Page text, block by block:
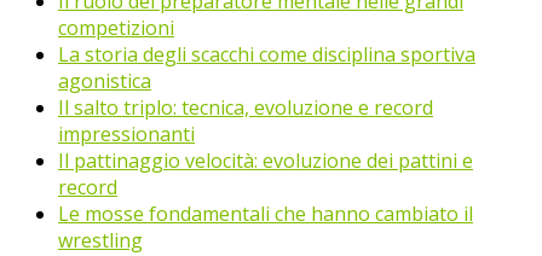
competizioni
La storia degli scacchi come disciplina sportiva
agonistica
Il salto triplo: tecnica, evoluzione e record
impressionanti
Il pattinaggio velocità: evoluzione dei pattini e
record
Le mosse fondamentali che hanno cambiato il
wrestling